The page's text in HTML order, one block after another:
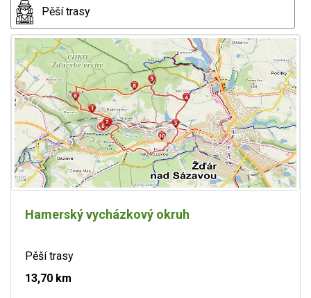
Pěší trasy
Hamerský vycházkový okruh
Pěší trasy
13,70 km